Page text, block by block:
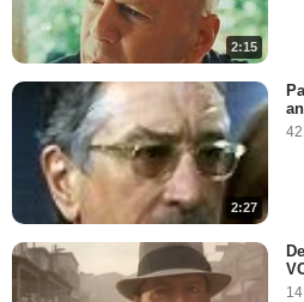
2:15
2:27